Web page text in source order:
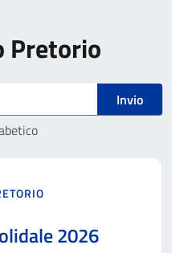
Pretorio
Invio
2026